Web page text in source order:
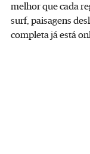
melhor que cada
surf, paisagens
completa já está